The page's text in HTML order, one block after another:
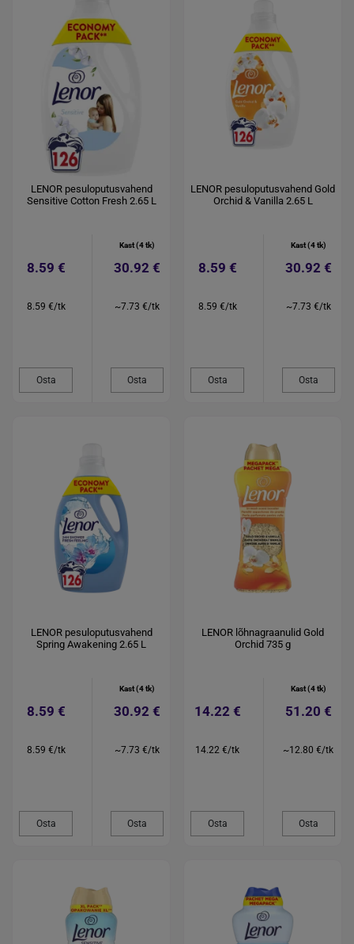
LENOR pesuloputusvahend
Sensitive Cotton Fresh 2.65 L
8.59 €
8.59 €/tk
Osta
Kast (4 tk)
30.92 €
~7.73 €/tk
Osta
LENOR pesuloputusvahend Gold
Orchid & Vanilla 2.65 L
8.59 €
8.59 €/tk
Osta
Kast (4 tk)
30.92 €
~7.73 €/tk
Osta
LENOR pesuloputusvahend
Spring Awakening 2.65 L
8.59 €
8.59 €/tk
Osta
Kast (4 tk)
30.92 €
~7.73 €/tk
Osta
LENOR lõhnagraanulid Gold
Orchid 735 g
14.22 €
14.22 €/tk
Osta
Kast (4 tk)
51.20 €
~12.80 €/tk
Osta